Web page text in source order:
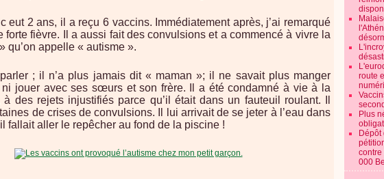
eut 2 ans, il a reçu 6 vaccins. Immédiatement après, j’ai remarqué
forte fièvre. Il a aussi fait des convulsions et a commencé à vivre la
qu’on appelle « autisme ».
parler ; il n’a plus jamais dit « maman »; il ne savait plus manger
ni jouer avec ses sœurs et son frère. Il a été condamné à vie à la
à des rejets injustifiés parce qu’il était dans un fauteuil roulant. Il
de crises de convulsions. Il lui arrivait de se jeter à l’eau dans
fallait aller le repêcher au fond de la piscine !
route
Plus
Dépôt
contre
000